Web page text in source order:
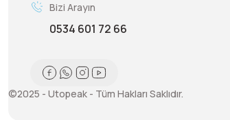
Bizi Arayın
0534 601 72 66
©2025 - Utopeak - Tüm Hakları Saklıdır.